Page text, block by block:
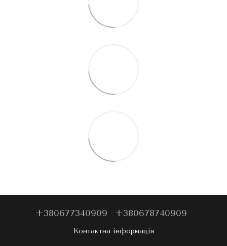
+380677340909 +380678740909
Контактна інформація